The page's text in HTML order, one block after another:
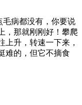
毛病都没有，你要说
，那就刚刚好！攀爬
上升，转速一下来，
难的，但它不摘食